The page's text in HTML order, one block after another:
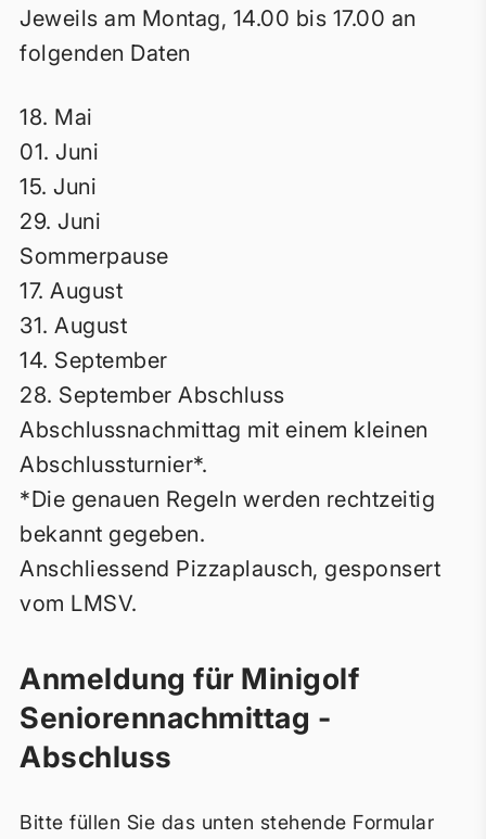
Jeweils am Montag, 14.00 bis 17.00 an
folgenden Daten
18. Mai
01. Juni
15. Juni
29. Juni
Sommerpause
17. August
31. August
14. September
28. September Abschluss
Abschlussnachmittag mit einem kleinen
Abschlussturnier*.
*Die genauen Regeln werden rechtzeitig
bekannt gegeben.
Anschliessend Pizzaplausch, gesponsert
vom LMSV.
Anmeldung für Minigolf
Seniorennachmittag -
Abschluss
Bitte füllen Sie das unten stehende Formular